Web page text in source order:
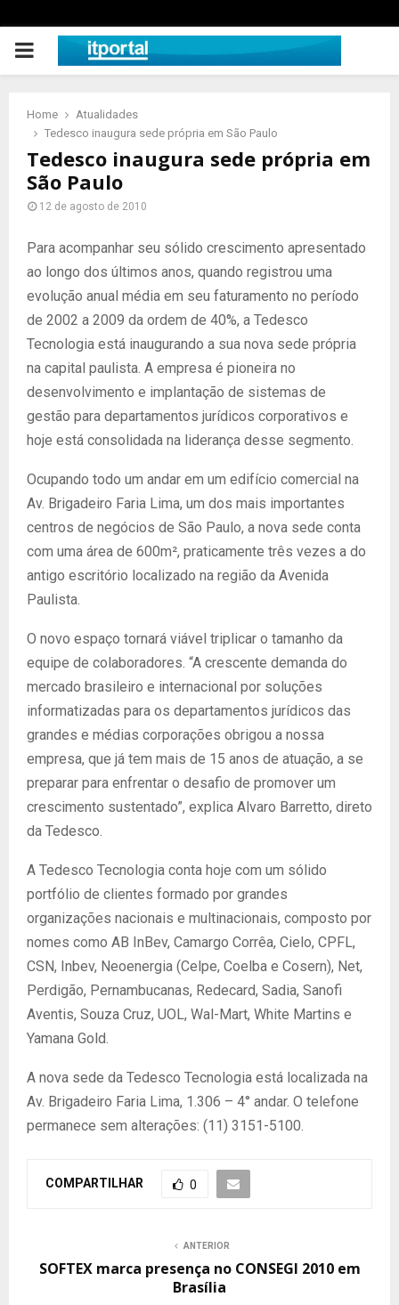
PRIMARY
Home
Atualidades
Tedesco inaugura sede própria em São Paulo
Tedesco inaugura sede própria em
São Paulo
12 de agosto de 2010
Para acompanhar seu sólido crescimento apresentado
ao longo dos últimos anos, quando registrou uma
evolução anual média em seu faturamento no período
de 2002 a 2009 da ordem de 40%, a Tedesco
Tecnologia está inaugurando a sua nova sede própria
na capital paulista. A empresa é pioneira no
desenvolvimento e implantação de sistemas de
gestão para departamentos jurídicos corporativos e
hoje está consolidada na liderança desse segmento.
Ocupando todo um andar em um edifício comercial na
Av. Brigadeiro Faria Lima, um dos mais importantes
centros de negócios de São Paulo, a nova sede conta
com uma área de 600m², praticamente três vezes a do
antigo escritório localizado na região da Avenida
Paulista.
O novo espaço tornará viável triplicar o tamanho da
equipe de colaboradores. “A crescente demanda do
mercado brasileiro e internacional por soluções
informatizadas para os departamentos jurídicos das
grandes e médias corporações obrigou a nossa
empresa, que já tem mais de 15 anos de atuação, a se
preparar para enfrentar o desafio de promover um
crescimento sustentado”, explica Alvaro Barretto, direto
da Tedesco.
A Tedesco Tecnologia conta hoje com um sólido
portfólio de clientes formado por grandes
organizações nacionais e multinacionais, composto por
nomes como AB InBev, Camargo Corrêa, Cielo, CPFL,
CSN, Inbev, Neoenergia (Celpe, Coelba e Cosern), Net,
Perdigão, Pernambucanas, Redecard, Sadia, Sanofi
Aventis, Souza Cruz, UOL, Wal-Mart, White Martins e
Yamana Gold.
A nova sede da Tedesco Tecnologia está localizada na
Av. Brigadeiro Faria Lima, 1.306 – 4° andar. O telefone
permanece sem alterações: (11) 3151-5100.
COMPARTILHAR 0
ANTERIOR
SOFTEX marca presença no CONSEGI 2010 em
Brasília